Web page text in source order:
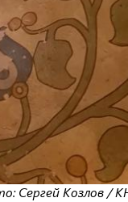
Сергей Козлов /